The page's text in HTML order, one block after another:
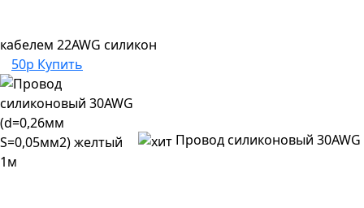
кабелем 22AWG силикон
50р Купить
Провод силиконовый 30AWG